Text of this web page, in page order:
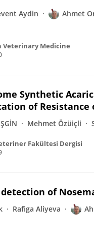
Aydin Ahmet
Veterinary Medicine
Synthetic
of
Mehmet Özüiçli
Fakültesi Dergisi
of
Rafiga Aliyeva